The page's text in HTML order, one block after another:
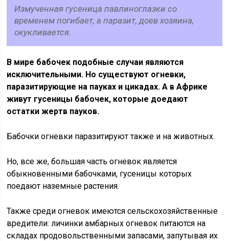
Измученная гусеница павлиноглазки со
временем погибает, а паразит, доев хозяина,
окукливается.
В мире бабочек подобные случаи являются
исключительными. Но существуют огневки,
паразитирующие на пауках и цикадах. А в Африке
живут гусеницы бабочек, которые доедают
остатки жертв пауков.
Бабочки огневки паразитируют также и на животных.
Но, все же, большая часть огневок является
обыкновенными бабочками, гусеницы которых
поедают наземные растения.
Также среди огневок имеются сельскохозяйственные
вредители: личинки амбарных огневок питаются на
складах продовольственными запасами, запутывая их